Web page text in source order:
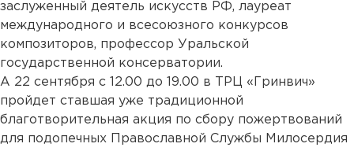
заслуженный деятель искусств РФ, лауреат
международного и всесоюзного конкурсов
композиторов, профессор Уральской
государственной консерватории.
А 22 сентября с 12.00 до 19.00 в ТРЦ «Гринвич»
пройдет ставшая уже традиционной
благотворительная акция по сбору пожертвований
для подопечных Православной Службы Милосердия